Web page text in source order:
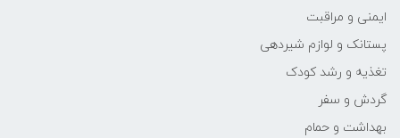
ایمنی و مراقبت
پستانک و لوازم شیردهی
تغذیه و رشد کودک
گردش و سفر
بهداشت و حمام